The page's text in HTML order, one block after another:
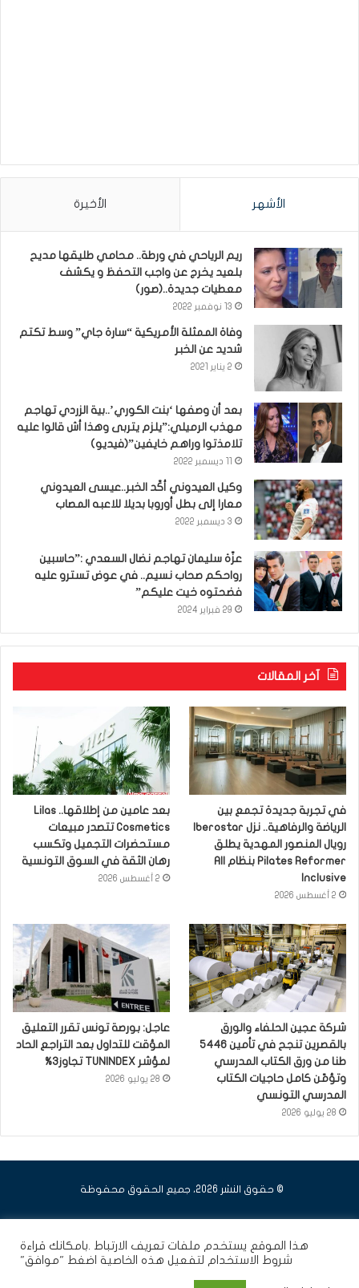
الأشهر الأخيرة
ريم الرياحي في ورطة.. محامي طليقها مديح
بلعيد يخرج عن واجب التحفظ و يكشف
معطيات جديدة..(صور)
13 نوفمبر 2022
وفاة الممثلة الأمريكية “سارة جاي” وسط تكتم
شديد عن الخبر
2 يناير 2021
بعد أن وصفها ‘بنت الكوري’..بية الزردي تهاجم
مهذب الرميلي:”يلزم يتربى وهذا أش قالوا عليه
تلامذتوا وراهم خايفين”(فيديو)
وكيل العيدوني أكّد الخبر..عيسى العيدوني
معارا إلى بطل أوروبا بديلا للاعبه المصاب
3 ديسمبر 2022
عزّة سليمان تهاجم نضال السعدي :”حاسبين
رواحكم صحاب نسيم.. في عوض تسترو عليه
فضحتوه خيت عليكم”
29 فبراير 2024
آخر المقالات
في تجربة جديدة تجمع بين
رويال المنصور المهدية يطلق
Pilates Reformer بنظام All
Inclusive
2 أغسطس 2026
بعد عامين من إطلاقها.. Lilas
Cosmetics تتصدر مبيعات
مستحضرات التجميل وتكسب
رهان الثقة في السوق التونسية
2 أغسطس 2026
شركة عجين الحلفاء والورق
بالقصرين تنجح في تأمين 5446
طنا من ورق الكتاب المدرسي
وتؤمّن كامل حاجيات الكتاب
المدرسي التونسي
28 يوليو 2026
عاجل: بورصة تونس تقرر التعليق
المؤقت للتداول بعد التراجع الحاد
لمؤشر TUNINDEX تجاوز3%
28 يوليو 2026
© حقوق النشر 2026، جميع الحقوق محفوظة
هذا الموقع يستخدم ملفات تعريف الارتباط .بامكانك قراءة
شروط الاستخدام لتفعيل هذه الخاصية اضغط "موافق"